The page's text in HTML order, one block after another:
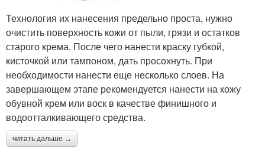
Технология их нанесения предельно проста, нужно
очистить поверхность кожи от пыли, грязи и остатков
старого крема. После чего нанести краску губкой,
кисточкой или тампоном, дать просохнуть. При
необходимости нанести еще несколько слоев. На
завершающем этапе рекомендуется нанести на кожу
обувной крем или воск в качестве финишного и
водоотталкивающего средства.
читать дальше →